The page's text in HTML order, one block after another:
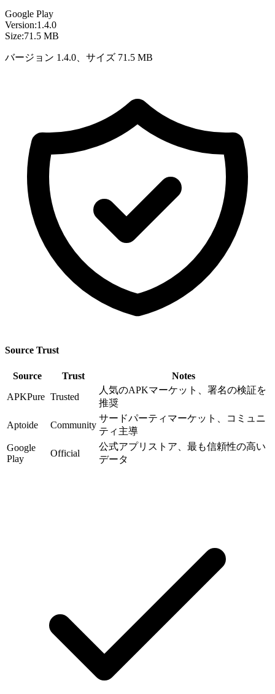
Google Play
Version:1.4.0
Size:71.5 MB
バージョン 1.4.0、サイズ 71.5 MB
Source Trust
Source Trust
Notes
APKPure Trusted
人気のAPKマーケット、署名の検証を
推奨
Aptoide Community
サードパーティマーケット、コミュニ
ティ主導
Google
Play
Official
公式アプリストア、最も信頼性の高い
データ